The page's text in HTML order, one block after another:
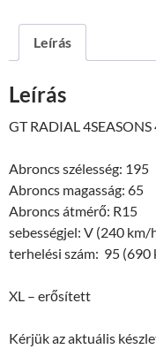
Leírás
Leírás
GT RADIAL
Abroncs szélesség: 195
Abroncs magasság: 65
Abroncs átmérő: R15
sebességjel: V (240 km/
terhelési szám: 95 (690
XL – erősített
Kérjük az aktuális